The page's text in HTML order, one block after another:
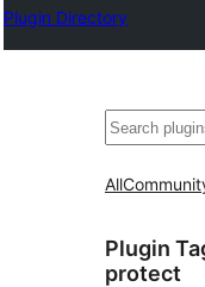
Plugin Directory
ရှာ
All
Plugin
protect